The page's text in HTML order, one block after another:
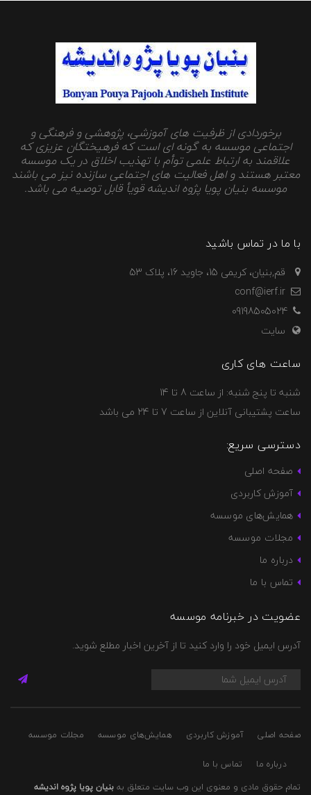
برخوردادی از ظرفیت های آموزشی، پژوهشی و فرهنگی و
اجتماعی موسسه به گونه ای است که فرهیختگان عزیزی که
علاقمند به ارتباط علمی توأم با تهذیب اخلاق در یک موسسه
معتبر هستند و اهل فعالیت های اجتماعی سازنده نیز می باشند
موسسه بنیان پویا پژوه اندیشه قویأ قابل توصیه می باشد.
با ما در تماس باشید
قم,بنیان، کریمی 15، جاوید 16، پلاک 53
09198505024
سایت
ساعت های کاری
شنبه تا پنج شنبه: از ساعت 8 تا 14
ساعت پشتیبانی آنلاین از ساعت 7 تا 24 می باشد
دسترسی سریع:
صفحه اصلی
آموزش کاربردی
همایش‌های موسسه
مجلات موسسه
درباره ما
تماس با ما
عضویت در خبرنامه موسسه
آدرس ایمیل خود را وارد کنید تا از آخرین اخبار مطلع شوید.
صفحه اصلی آموزش کاربردی همایش‌های موسسه
مجلات موسسه
درباره ما
تماس با ما
تمام حقوق مادی و معنوی این وب سایت متعلق بهبنیان پویا پژوه اندیشه